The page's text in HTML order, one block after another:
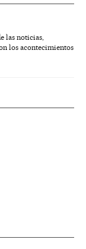
las noticias,
los acontecimientos